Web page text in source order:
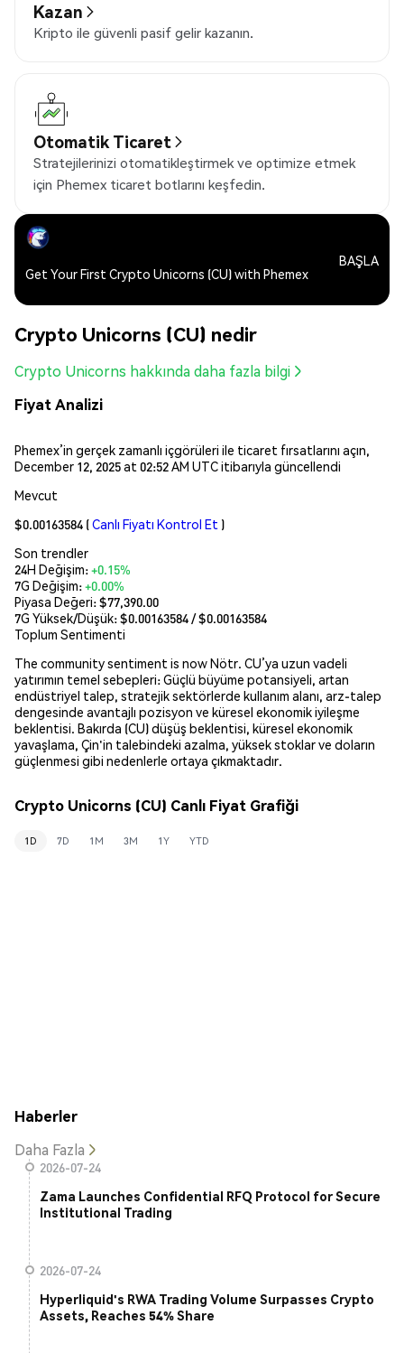
Kazan
Kripto ile güvenli pasif gelir kazanın.
Otomatik Ticaret
Stratejilerinizi otomatikleştirmek ve optimize etmek
için Phemex ticaret botlarını keşfedin.
Get Your First Crypto Unicorns (CU) with Phemex
BAŞLA
Crypto Unicorns (CU) nedir
Crypto Unicorns hakkında daha fazla bilgi
Fiyat Analizi
Phemex’in gerçek zamanlı içgörüleri ile ticaret fırsatlarını açın,
December 12, 2025 at 02:52 AM UTC itibarıyla güncellendi
Mevcut
$0.00163584 (Canlı Fiyatı Kontrol Et )
Son trendler
24H Değişim:+0.15%
7G Değişim:+0.00%
Piyasa Değeri:$77,390.00
7G Yüksek/Düşük: $0.00163584/ $0.00163584
Toplum Sentimenti
The community sentiment is now Nötr. CU’ya uzun vadeli
yatırımın temel sebepleri: Güçlü büyüme potansiyeli, artan
endüstriyel talep, stratejik sektörlerde kullanım alanı, arz-talep
dengesinde avantajlı pozisyon ve küresel ekonomik iyileşme
beklentisi. Bakırda (CU) düşüş beklentisi, küresel ekonomik
yavaşlama, Çin'in talebindeki azalma, yüksek stoklar ve doların
güçlenmesi gibi nedenlerle ortaya çıkmaktadır.
Crypto Unicorns (CU) Canlı Fiyat Grafiği
1D 7D 1M 3M 1Y YTD
Haberler
Daha Fazla
2026-07-24
Zama Launches Confidential RFQ Protocol for Secure
Institutional Trading
2026-07-24
Hyperliquid's RWA Trading Volume Surpasses Crypto
Assets, Reaches 54% Share